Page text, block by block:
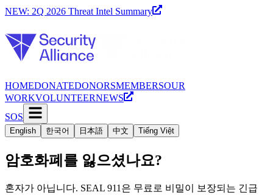
NEW: 2Q 2026 Threat Intel Summary
HOMEDONATEDONORSMEMBERSOUR
WORKVOLUNTEERNEWS
SOS
English 한국어 日本語 中文 Tiếng Việt
암호화폐를 잃으셨나요?
혼자가 아닙니다. SEAL 911은 무료로 비밀이 보장되는 긴급